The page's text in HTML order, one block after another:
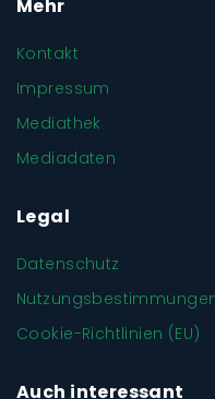
Mehr
Kontakt
Impressum
Mediathek
Mediadaten
Legal
Datenschutz
Cookie-Richtlinien (EU)
Auch interessant